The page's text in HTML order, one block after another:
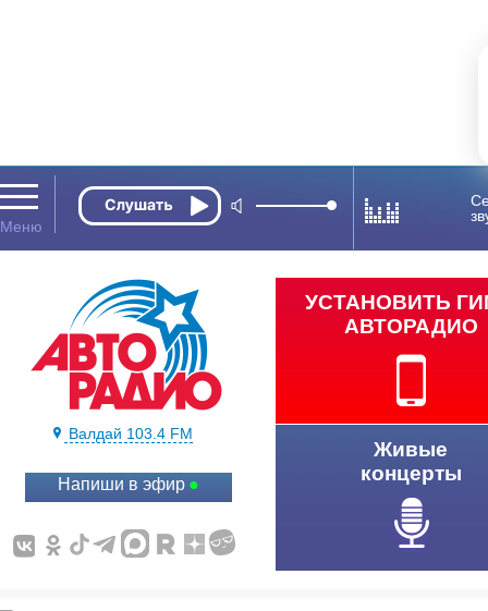
Валдай 103.4 FM
Напиши в эфир
УСТАНОВИТЬ
АВТОРАДИО
Живые
концерты